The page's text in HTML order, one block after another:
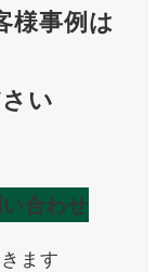
様事例は
い
合わせ
ます